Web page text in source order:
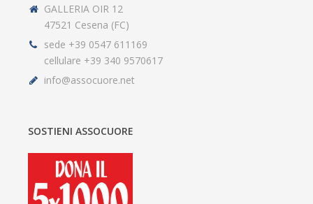
GALLERIA OIR 12
47521 Cesena (FC)
sede +39 0547 611169
cellulare +39 340 9570617
info@assocuore.net
SOSTIENI ASSOCUORE